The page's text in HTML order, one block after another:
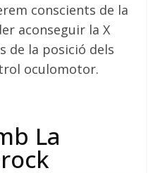
conscients de la
aconseguir la X
de la posició dels
oculomotor.
La